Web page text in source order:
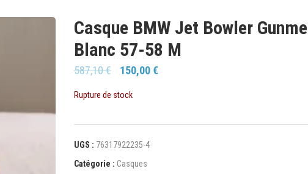
Casque BMW Jet Bowler
Blanc 57-58 M
587,10€ 150,00€
Rupture de stock
UGS : 76317922235-4
Catégorie : Casques